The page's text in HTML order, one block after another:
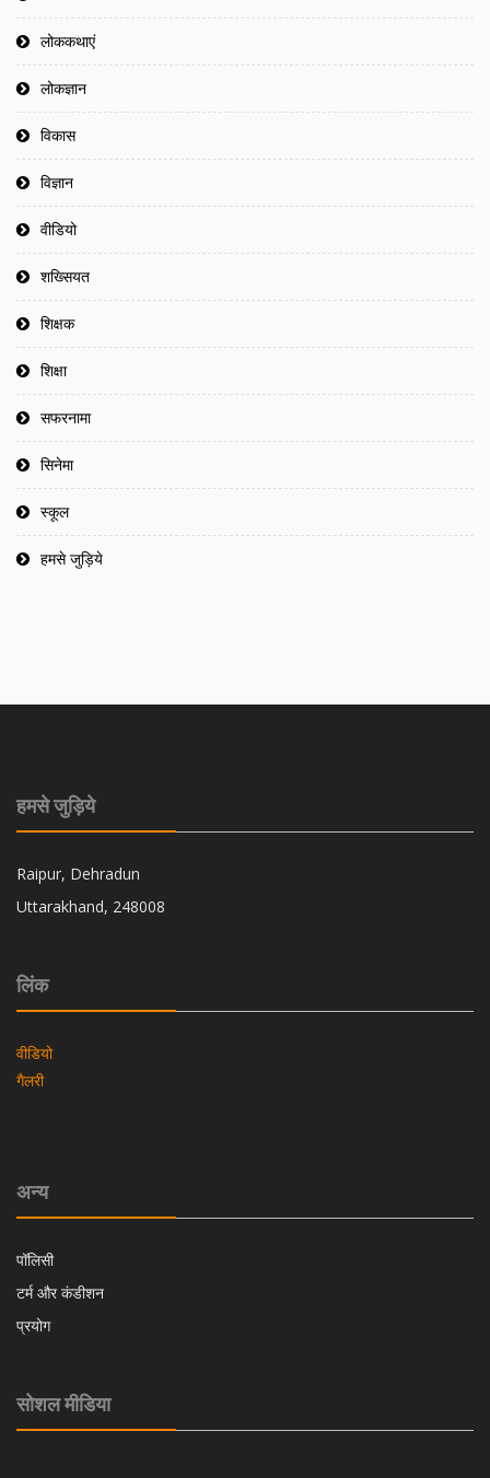
लोककथाएं
लोकज्ञान
विकास
विज्ञान
वीडियो
शख्सियत
शिक्षक
शिक्षा
सफरनामा
सिनेमा
स्कूल
हमसे जुड़िये
हमसे जुड़िये
Raipur, Dehradun
Uttarakhand, 248008
लिंक
वीडियो
गैलरी
अन्य
पॉलिसी
टर्म और कंडीशन
प्रयोग
सोशल मीडिया